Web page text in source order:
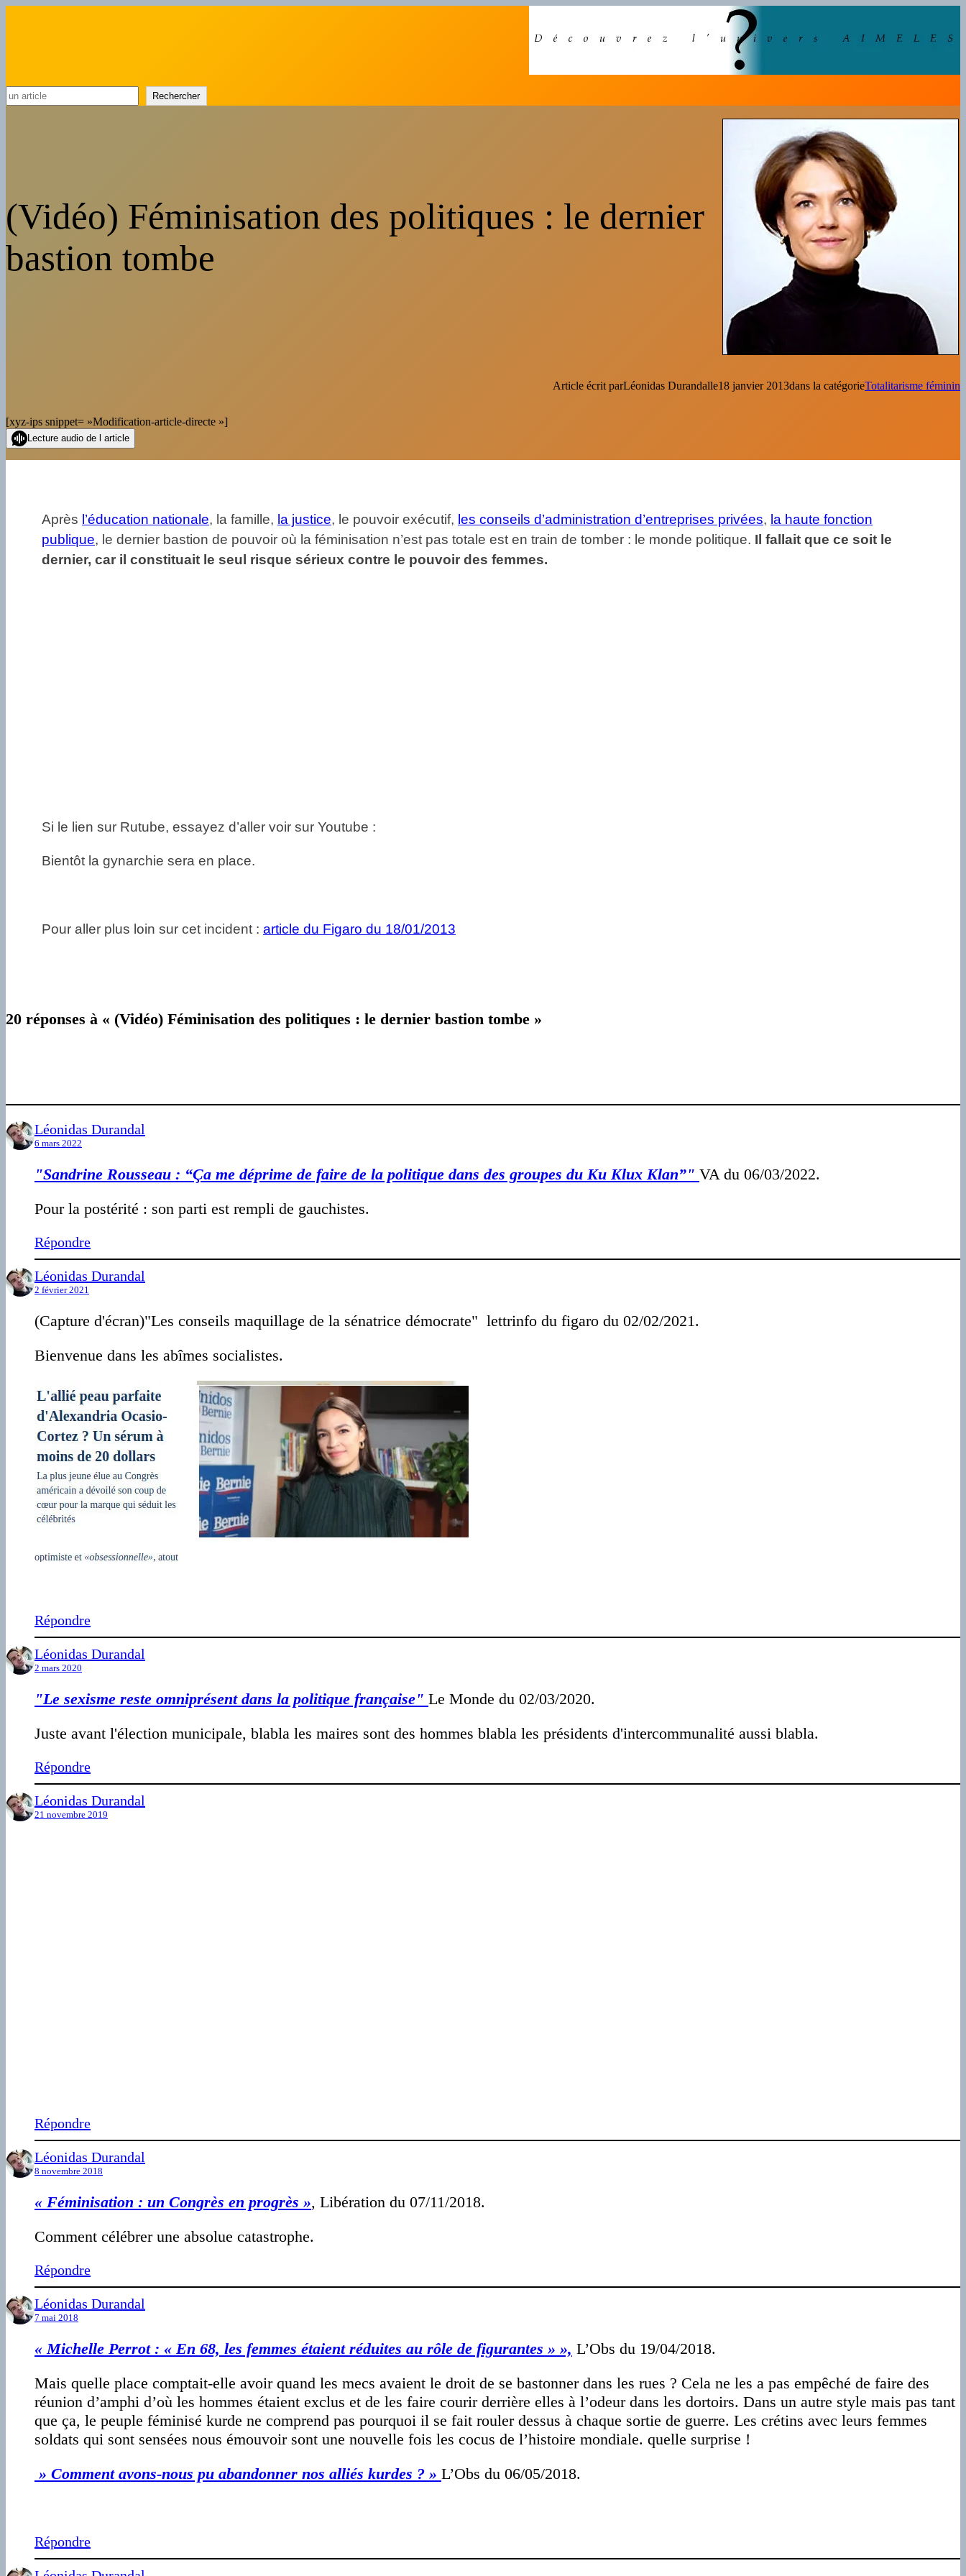
Rechercher
(Vidéo) Féminisation des politiques : le dernier
bastion tombe
Article écrit parLéonidas Durandalle18 janvier 2013dans la catégorieTotalitarisme féminin
[xyz-ips snippet= »Modification-article-directe »]
Lecture audio de l article
Après l’éducation nationale, la famille, la justice, le pouvoir exécutif, les conseils d’administration d’entreprises privées, la haute fonction
publique, le dernier bastion de pouvoir où la féminisation n’est pas totale est en train de tomber : le monde politique. Il fallait que ce soit le
dernier, car il constituait le seul risque sérieux contre le pouvoir des femmes.
Si le lien sur Rutube, essayez d’aller voir sur Youtube :
Bientôt la gynarchie sera en place.
Pour aller plus loin sur cet incident : article du Figaro du 18/01/2013
20 réponses à « (Vidéo) Féminisation des politiques : le dernier bastion tombe »
Léonidas Durandal
6 mars 2022
"Sandrine Rousseau : “Ça me déprime de faire de la politique dans des groupes du Ku Klux Klan”" VA du 06/03/2022.
Pour la postérité : son parti est rempli de gauchistes.
Répondre
Léonidas Durandal
2 février 2021
(Capture d'écran)"Les conseils maquillage de la sénatrice démocrate" lettrinfo du figaro du 02/02/2021.
Bienvenue dans les abîmes socialistes.
Répondre
Léonidas Durandal
2 mars 2020
"Le sexisme reste omniprésent dans la politique française" Le Monde du 02/03/2020.
Juste avant l'élection municipale, blabla les maires sont des hommes blabla les présidents d'intercommunalité aussi blabla.
Répondre
Léonidas Durandal
21 novembre 2019
Répondre
Léonidas Durandal
8 novembre 2018
« Féminisation : un Congrès en progrès », Libération du 07/11/2018.
Comment célébrer une absolue catastrophe.
Répondre
Léonidas Durandal
7 mai 2018
« Michelle Perrot : « En 68, les femmes étaient réduites au rôle de figurantes » », L’Obs du 19/04/2018.
Mais quelle place comptait-elle avoir quand les mecs avaient le droit de se bastonner dans les rues ? Cela ne les a pas empêché de faire des
réunion d’amphi d’où les hommes étaient exclus et de les faire courir derrière elles à l’odeur dans les dortoirs. Dans un autre style mais pas tant
que ça, le peuple féminisé kurde ne comprend pas pourquoi il se fait rouler dessus à chaque sortie de guerre. Les crétins avec leurs femmes
soldats qui sont sensées nous émouvoir sont une nouvelle fois les cocus de l’histoire mondiale. quelle surprise !
» Comment avons-nous pu abandonner nos alliés kurdes ? » L’Obs du 06/05/2018.
Répondre